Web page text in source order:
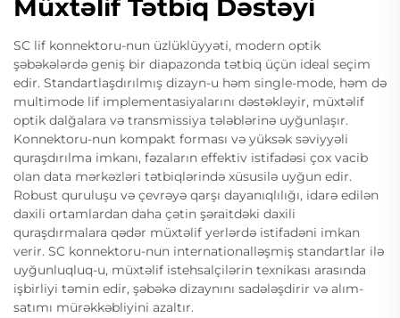
Müxtəlif Tətbiq Dəstəyi
SC lif konnektoru-nun üzlüklüyyəti, modern optik
şəbəkələrdə geniş bir diapazonda tətbiq üçün ideal seçim
edir. Standartlaşdırılmış dizayn-u həm single-mode, həm də
multimode lif implementasiyalarını dəstəkləyir, müxtəlif
optik dalğalara və transmissiya tələblərinə uyğunlaşır.
Konnektoru-nun kompakt forması və yüksək səviyyəli
quraşdırılma imkanı, fəzaların effektiv istifadəsi çox vacib
olan data mərkəzləri tətbiqlərində xüsusilə uyğun edir.
Robust quruluşu və çevrəyə qarşı dayanıqlılığı, idarə edilən
daxili ortamlardan daha çətin şəraitdəki daxili
quraşdırmalara qədər müxtəlif yerlərdə istifadəni imkan
verir. SC konnektoru-nun internationalləşmiş standartlar ilə
uyğunluqluq-u, müxtəlif istehsalçilərin texnikası arasında
işbirliyi təmin edir, şəbəkə dizaynını sadələşdirir və alım-
satımı mürəkkəbliyini azaltır.